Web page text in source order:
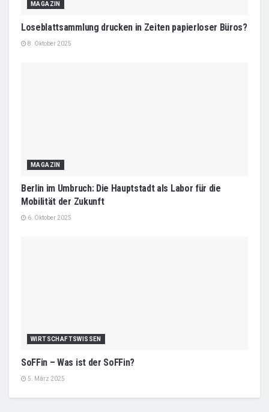
MAGAZIN
Loseblattsammlung drucken in Zeiten papierloser Büros?
8. Oktober 2025
MAGAZIN
Berlin im Umbruch: Die Hauptstadt als Labor für die
Mobilität der Zukunft
6. Oktober 2025
WIRTSCHAFTSWISSEN
SoFFin – Was ist der SoFFin?
5. März 2025